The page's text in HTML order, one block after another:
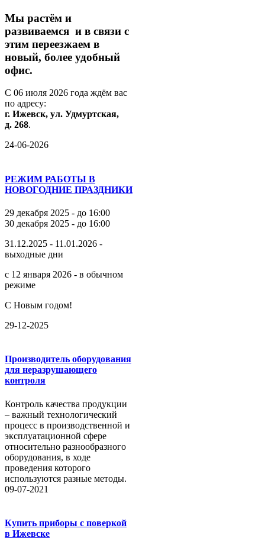
Мы растём и
развиваемся и в связи с
этим переезжаем в
новый, более удобный
офис.
С 06 июля 2026 года ждём вас
по адресу:
г. Ижевск, ул. Удмуртская,
д. 268.
24-06-2026
РЕЖИМ РАБОТЫ В
НОВОГОДНИЕ ПРАЗДНИКИ
29 декабря 2025 - до 16:00
30 декабря 2025 - до 16:00
31.12.2025 - 11.01.2026 -
выходные дни
с 12 января 2026 - в обычном
режиме
С Новым годом!
29-12-2025
Производитель оборудования
для неразрушающего
контроля
Контроль качества продукции
– важный технологический
процесс в производственной и
эксплуатационной сфере
относительно разнообразного
оборудования, в ходе
проведения которого
используются разные методы.
09-07-2021
Купить приборы с поверкой
в Ижевске